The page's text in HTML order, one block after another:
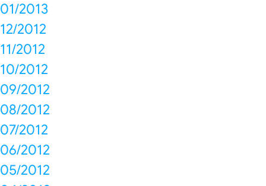
01/2013
12/2012
11/2012
10/2012
09/2012
08/2012
07/2012
06/2012
05/2012